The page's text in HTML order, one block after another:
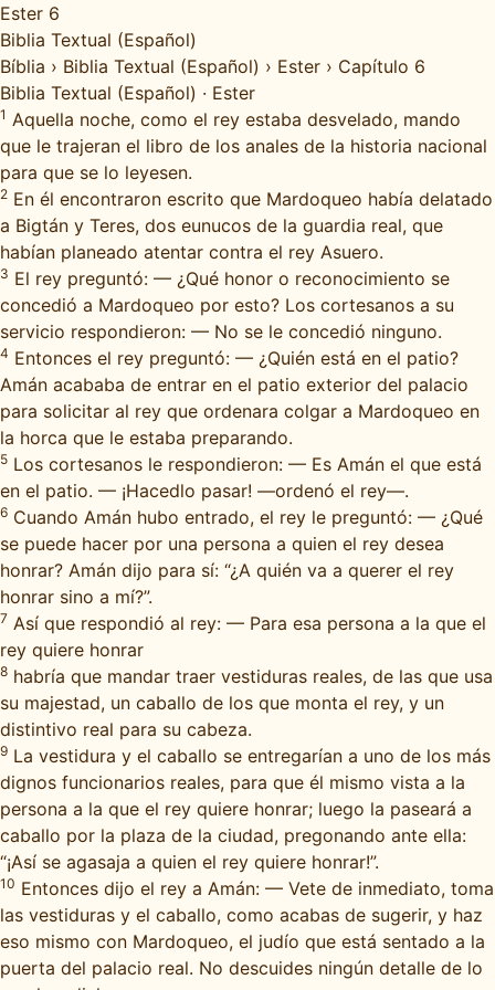
Ester 6
Biblia Textual (Español)
Bíblia › Biblia Textual (Español) › Ester › Capítulo 6
Biblia Textual (Español) · Ester
1 Aquella noche, como el rey estaba desvelado, mando
que le trajeran el libro de los anales de la historia nacional
para que se lo leyesen.
2 En él encontraron escrito que Mardoqueo había delatado
a Bigtán y Teres, dos eunucos de la guardia real, que
habían planeado atentar contra el rey Asuero.
3 El rey preguntó: — ¿Qué honor o reconocimiento se
concedió a Mardoqueo por esto? Los cortesanos a su
servicio respondieron: — No se le concedió ninguno.
4 Entonces el rey preguntó: — ¿Quién está en el patio?
Amán acababa de entrar en el patio exterior del palacio
para solicitar al rey que ordenara colgar a Mardoqueo en
la horca que le estaba preparando.
5 Los cortesanos le respondieron: — Es Amán el que está
en el patio. — ¡Hacedlo pasar! —ordenó el rey—.
6 Cuando Amán hubo entrado, el rey le preguntó: — ¿Qué
se puede hacer por una persona a quien el rey desea
honrar? Amán dijo para sí: “¿A quién va a querer el rey
honrar sino a mí?”.
7 Así que respondió al rey: — Para esa persona a la que el
rey quiere honrar
8 habría que mandar traer vestiduras reales, de las que usa
su majestad, un caballo de los que monta el rey, y un
distintivo real para su cabeza.
9 La vestidura y el caballo se entregarían a uno de los más
dignos funcionarios reales, para que él mismo vista a la
persona a la que el rey quiere honrar; luego la paseará a
caballo por la plaza de la ciudad, pregonando ante ella:
“¡Así se agasaja a quien el rey quiere honrar!”.
10 Entonces dijo el rey a Amán: — Vete de inmediato, toma
las vestiduras y el caballo, como acabas de sugerir, y haz
eso mismo con Mardoqueo, el judío que está sentado a la
puerta del palacio real. No descuides ningún detalle de lo